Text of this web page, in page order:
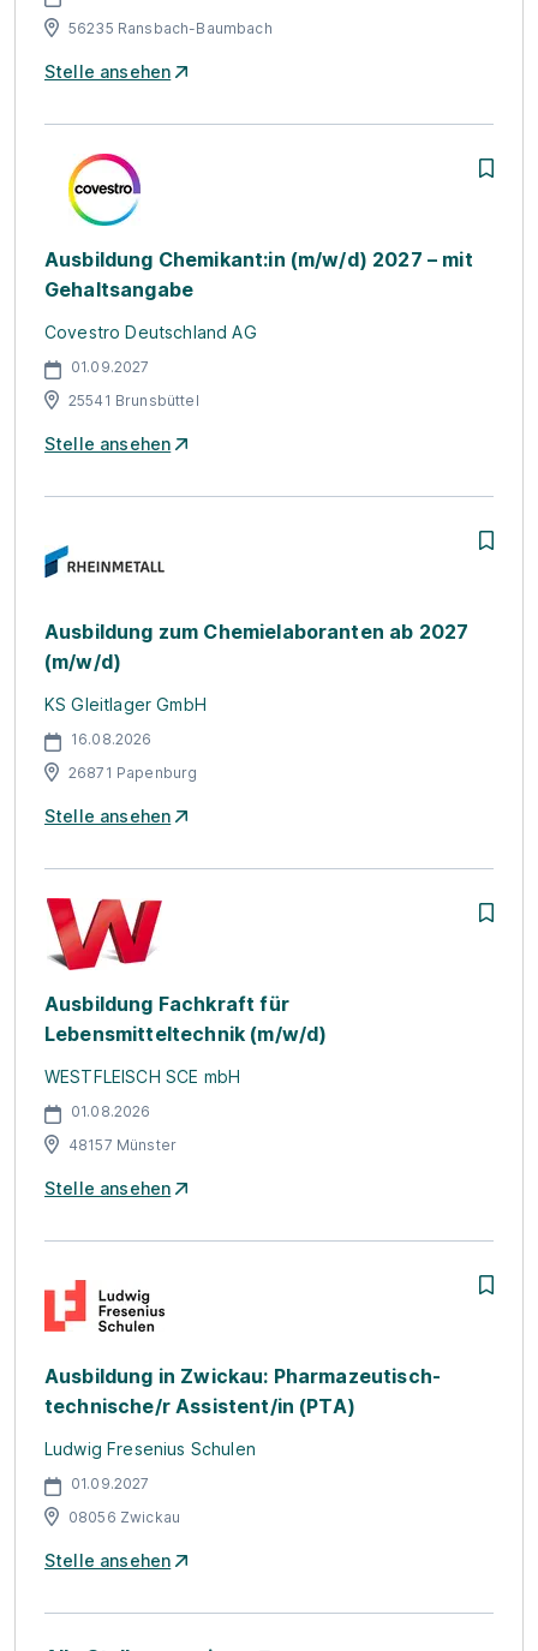
56235 Ransbach-Baumbach
Stelle ansehen
Ausbildung Chemikant:in (m/w/d) 2027 – mit
Gehaltsangabe
Covestro Deutschland AG
01.09.2027
25541 Brunsbüttel
Stelle ansehen
Ausbildung zum Chemielaboranten ab 2027
(m/w/d)
KS Gleitlager GmbH
16.08.2026
26871 Papenburg
Stelle ansehen
Ausbildung Fachkraft für
Lebensmitteltechnik (m/w/d)
WESTFLEISCH SCE mbH
01.08.2026
48157 Münster
Stelle ansehen
Ausbildung in Zwickau: Pharmazeutisch-
technische/r Assistent/in (PTA)
Ludwig Fresenius Schulen
01.09.2027
08056 Zwickau
Stelle ansehen